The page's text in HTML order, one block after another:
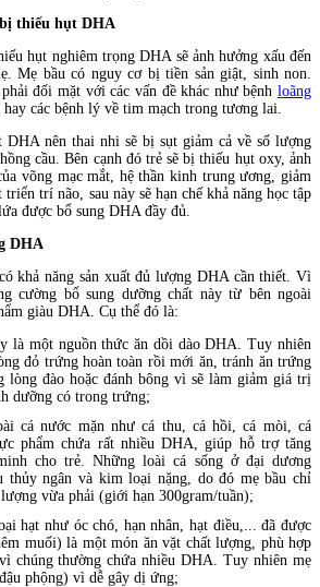
thiếu hụt DHA
hụt nghiêm trọng DHA sẽ ảnh hưởng xấu đến
Mẹ bầu có nguy cơ bị tiền sản giật, sinh non.
đối mặt với các vấn đề khác như bệnh loãng
hay các bệnh lý về tim mạch trong tương lai.
nên thai nhi sẽ bị sụt giảm cả về số lượng
cầu. Bên cạnh đó trẻ sẽ bị thiếu hụt oxy, ảnh
võng mạc mắt, hệ thần kinh trung ương, giảm
trí não, sau này sẽ hạn chế khả năng học tập
được bổ sung DHA đầy đủ.
DHA
khả năng sản xuất đủ lượng DHA cần thiết. Vì
cường bổ sung dưỡng chất này từ bên ngoài
giàu DHA. Cụ thể đó là:
là một nguồn thức ăn dồi dào DHA. Tuy nhiên
đỏ trứng hoàn toàn rồi mới ăn, tránh ăn trứng
lòng đào hoặc đánh bông vì sẽ làm giảm giá trị
dưỡng có trong trứng;
cá nước mặn như cá thu, cá hồi, cá mòi, cá
phẩm chứa rất nhiều DHA, giúp hỗ trợ tăng
cho trẻ. Những loài cá sống ở đại dương
thủy ngân và kim loại nặng, do đó mẹ bầu chỉ
vừa phải (giới hạn 300gram/tuần);
hạt như óc chó, hạn nhân, hạt điều,... đã được
muối) là một món ăn vặt chất lượng, phù hợp
chúng thường chứa nhiều DHA. Tuy nhiên mẹ
phộng) vì dễ gây dị ứng;